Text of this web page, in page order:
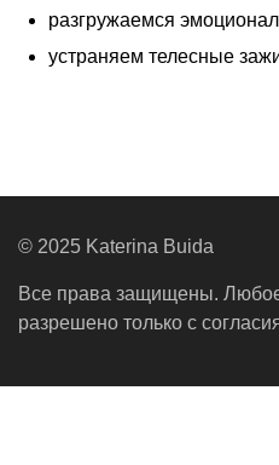
разгружаемся
устраняем телесные
© 2025 Katerina Buida
Все права защищены.
разрешено только с